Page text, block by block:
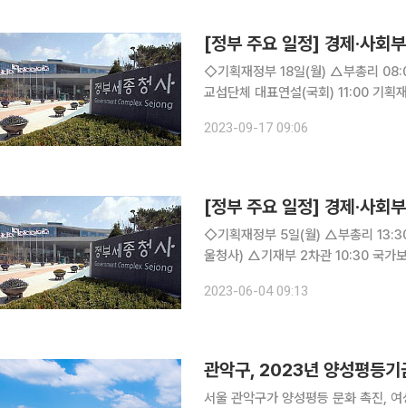
[정부 주요 일정] 경제·사
◇기획재정부 18일(월) △부총리 08:00 비상경제장관회의 겸 수출투자대책회의(서울청사) 10:00
교섭단체 대표연설(국회) 11:00 기획
회의 국회 △비상경제장관회의 겸 수
2023-09-17 09:06
[정부 주요 일정] 경제·사
◇기획재정부 5일(월) △부총리 13:30(잠정) 국무회의(서울청사), 14:00 서비스산업발전 TF(서
울청사) △기재부 2차관 10:30 국가보훈위원회(세종청사) △서비스산업발전TF △기재부, 경제협
포럼 개최 6일(화) △기재부 1
2023-06-04 09:13
관악구, 2023년 양성평등기
서울 관악구가 양성평등 문화 촉진,